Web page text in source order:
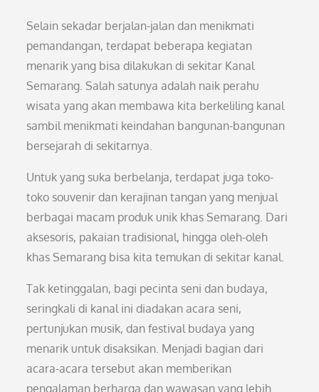
Selain sekadar berjalan-jalan dan menikmati
pemandangan, terdapat beberapa kegiatan
menarik yang bisa dilakukan di sekitar Kanal
Semarang. Salah satunya adalah naik perahu
wisata yang akan membawa kita berkeliling kanal
sambil menikmati keindahan bangunan-bangunan
bersejarah di sekitarnya.
Untuk yang suka berbelanja, terdapat juga toko-
toko souvenir dan kerajinan tangan yang menjual
berbagai macam produk unik khas Semarang. Dari
aksesoris, pakaian tradisional, hingga oleh-oleh
khas Semarang bisa kita temukan di sekitar kanal.
Tak ketinggalan, bagi pecinta seni dan budaya,
seringkali di kanal ini diadakan acara seni,
pertunjukan musik, dan festival budaya yang
menarik untuk disaksikan. Menjadi bagian dari
acara-acara tersebut akan memberikan
pengalaman berharga dan wawasan yang lebih